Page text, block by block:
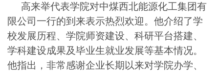
高来举代表学院对中煤西北能源化工集团有
限公司 一行的到来表示热烈欢迎。 他介绍了学
校发展历程、学院师资建设、 科研平台搭建、
学科建设成果及毕业生就业发展等基本情况。
他指出，非常感谢企业长期以来对学院办学、